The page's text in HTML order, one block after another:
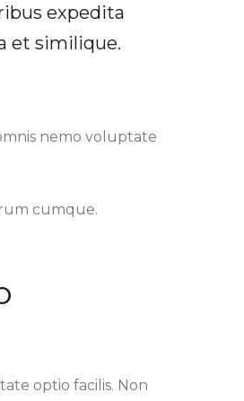
expedita
et similique.
nemo voluptate
cumque.
optio facilis. Non